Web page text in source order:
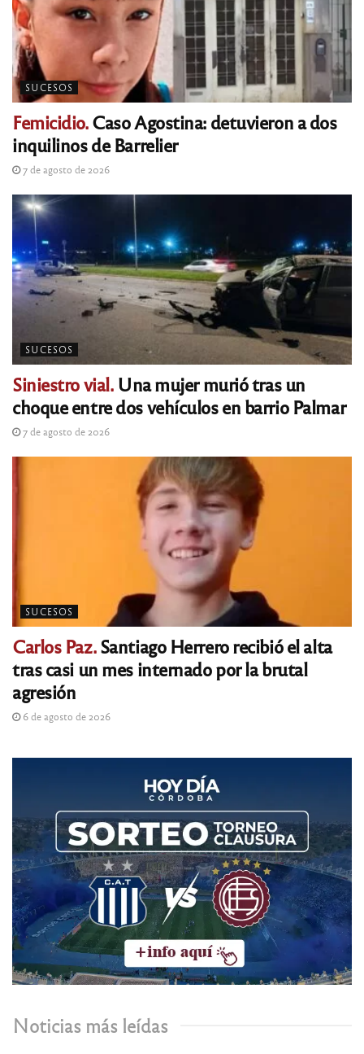
SUCESOS
Femicidio.Caso Agostina: detuvieron a dos
inquilinos de Barrelier
7 de agosto de 2026
SUCESOS
Siniestro vial.Una mujer murió tras un
choque entre dos vehículos en barrio Palmar
7 de agosto de 2026
SUCESOS
Carlos Paz.Santiago Herrero recibió el alta
tras casi un mes internado por la brutal
agresión
6 de agosto de 2026
Noticias más leídas